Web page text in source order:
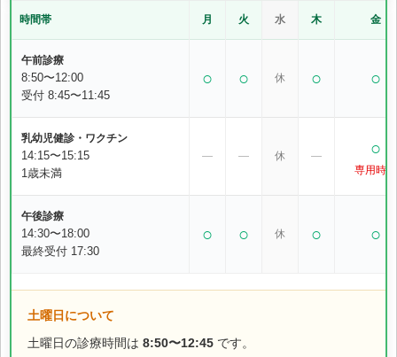
時間帯 月 火 水 木 金
午前診療
8:50〜12:00
受付 8:45〜11:45
○ ○ 休 ○ ○
乳幼児健診・ワクチン
14:15〜15:15
1歳未満
― ― 休 ― ○
専用時間
午後診療
14:30〜18:00
最終受付 17:30
○ ○ 休 ○ ○
土曜日について
土曜日の診療時間は 8:50〜12:45 です。